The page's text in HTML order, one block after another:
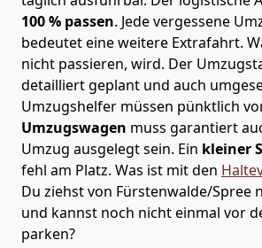
100 % passen. Jede vergessene
bedeutet eine weitere Extrafahrt.
nicht passieren, wird. Der
detailliert geplant und auch
Umzugshelfer müssen pünktlich
Umzugswagen muss garantiert
Umzug ausgelegt sein. Ein kleiner
fehl am Platz. Was ist mit den
Du ziehst von Fürstenwalde/Spree
und kannst noch nicht einmal vor
parken?